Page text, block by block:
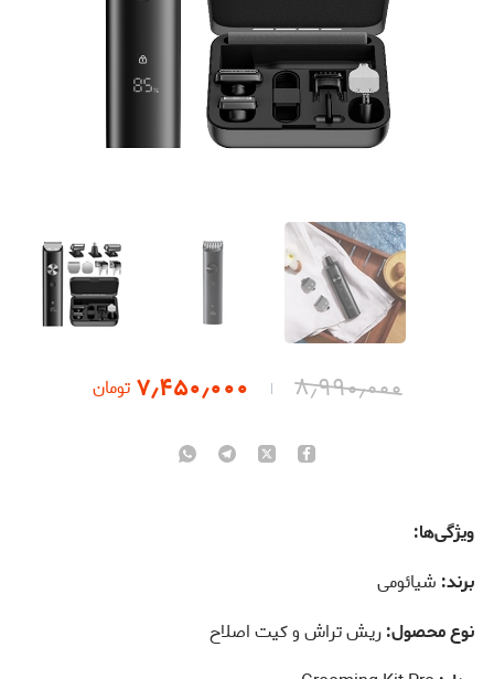
۸٫۹۹۰٫۰۰۰ ۷٫۴۵۰٫۰۰۰ تومان
ویژگی‌ها:
برند: شیائومی
نوع محصول:ریش تراش و کیت اصلاح